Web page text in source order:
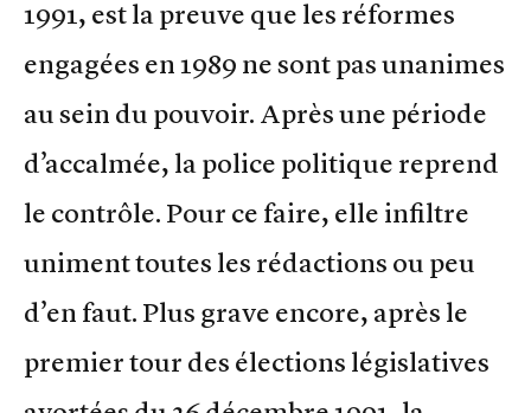
1991, est la preuve que les réformes
engagées en 1989 ne sont pas unanimes
au sein du pouvoir. Après une période
d’accalmée, la police politique reprend
le contrôle. Pour ce faire, elle infiltre
uniment toutes les rédactions ou peu
d’en faut. Plus grave encore, après le
premier tour des élections législatives